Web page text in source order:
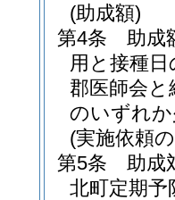
(助成額)
第4条
助成
用と接種
郡医師会と
のいずれ
(実施依頼
第5条
助成
北町定期予